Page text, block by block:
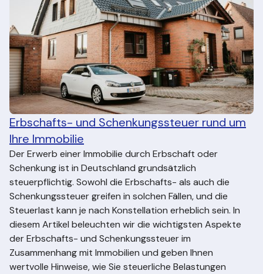
Erbschafts- und Schenkungssteuer rund um
Ihre Immobilie
Der Erwerb einer Immobilie durch Erbschaft oder
Schenkung ist in Deutschland grundsätzlich
steuerpflichtig. Sowohl die Erbschafts- als auch die
Schenkungssteuer greifen in solchen Fällen, und die
Steuerlast kann je nach Konstellation erheblich sein. In
diesem Artikel beleuchten wir die wichtigsten Aspekte
der Erbschafts- und Schenkungssteuer im
Zusammenhang mit Immobilien und geben Ihnen
wertvolle Hinweise, wie Sie steuerliche Belastungen